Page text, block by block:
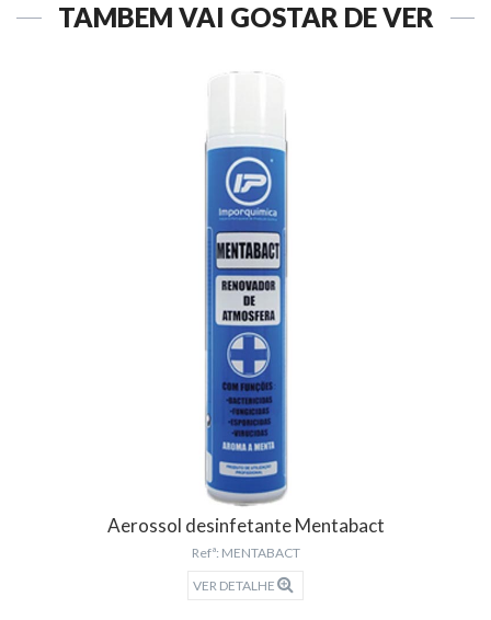
TAMBÉM VAI GOSTAR DE VER
Aerossol desinfetante Mentabact
Refª: MENTABACT
VER DETALHE